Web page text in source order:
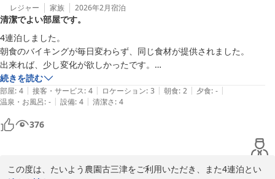
させてしまい申し訳ございません。快適にご利用いただけるよう、
館内の環境づくりを改めて見直してまいります。
またお越しいただける日を心よりお待ちしております。
ホテルたいよう農園古三津
フロントスタッフ一同
ホテルたいよう農園 松山古三津
レジャー 家族 2026年2月宿泊
清潔でよい部屋です。
4連泊しました。
朝食のバイキングが毎日変わらず、同じ食材が提供されました。
出来れば、少し変化が欲しかったです。
それ以外は、満足出来ました。
廊下に物干し台等が借用でき、連泊者には、有難いと感じた。
続きを読む
部屋: 4 | 接客・サービス: 4 | ロケーション: 3 | 朝食: 2 | 夕食: - |
温泉・お風呂: - | 設備: 4 | 清潔さ: 4
376
この度は、たいよう農園古三津をご利用いただき、また4連泊とい